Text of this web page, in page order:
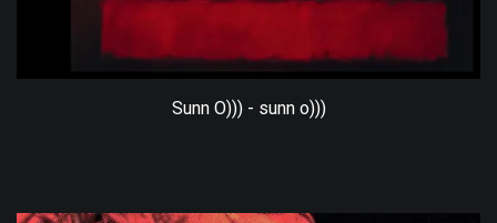
Sunn O))) - sunn o)))